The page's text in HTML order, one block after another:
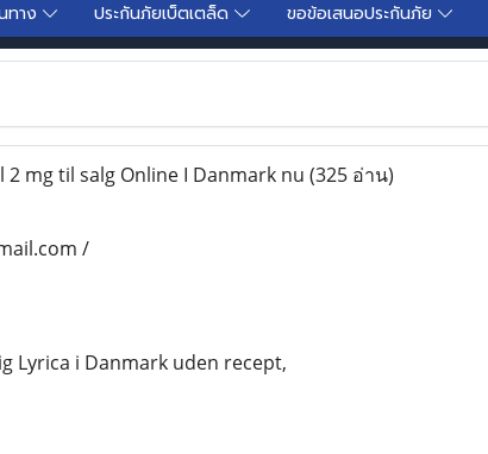
ทาง ประกันภัยเบ็ตเตล็ด ขอข้อเสนอประกันภัย
2 mg til salg Online I Danmark nu (325 อ่าน)
/
Lyrica i Danmark uden recept,